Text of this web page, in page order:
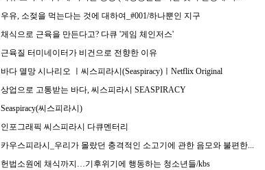
우유, 소젖을 먹는다는 것에 대하여_#001/하나뿐인 지구
채식으로 근육을 만든다고? 다큐 '게임 체인저스'
근육질 터미네이터가 비건으로 전향한 이유
바다 멸망 시나리오 ㅣ씨스피라시(Seaspiracy)ㅣNetflix Original
상업으로 고통받는 바다, 씨스피라시 SEASPIRACY
Seaspiracy(씨스피라시)
인포그래픽 씨스피라시 다큐멘터리
카우스피라시_우리가 몰랐던 충격적인 소고기에 관한 음모와 불편한...
헌법소원에 채식까지…기후위기에 행동하는 청소년들/kbs